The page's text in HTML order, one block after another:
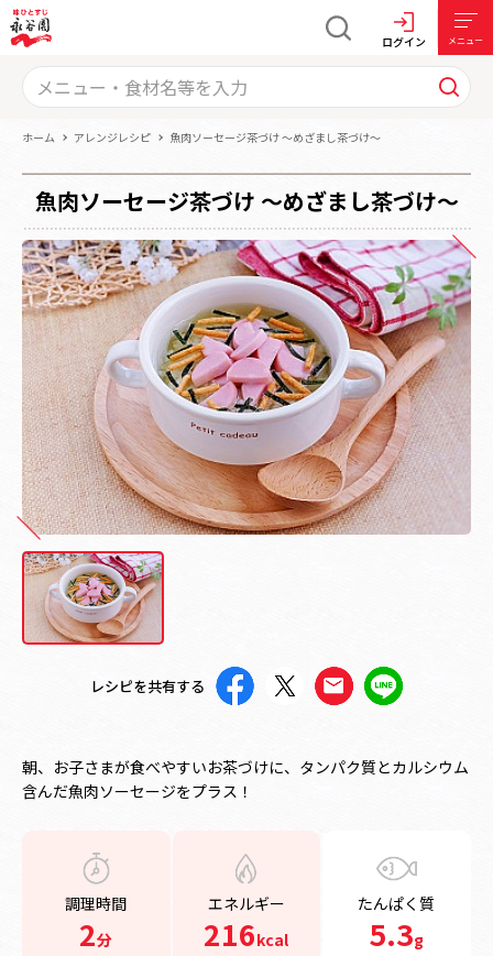
ログイン メニュー
ホーム アレンジレシピ 魚肉ソーセージ茶づけ ～めざまし茶づけ～
魚肉ソーセージ茶づけ ～めざまし茶づけ～
レシピを共有する
朝、お子さまが食べやすいお茶づけに、タンパク質とカルシウム
含んだ魚肉ソーセージをプラス！
調理時間
2分
エネルギー
216kcal
たんぱく質
5.3g